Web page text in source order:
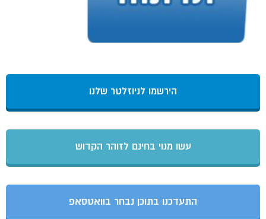
הירשמו לניוזלטר שלנו
עשו מנוי בחינם לזוהר הקדוש
התעדכנו בתוכן נבחר בוואטסאפ